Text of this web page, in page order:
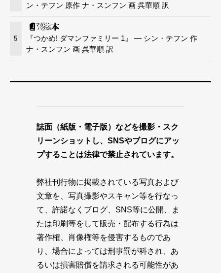
ン・テフン 原作 ナ・スンフン 画 呉華順 訳
5
『つかめ! ダマンファミリー 1』 — シン・テフン 作
ナ・スンフン 画 呉華順 訳
誌面（紙版・電子版）などを撮影・スク
リーンショットし、SNSやブログにアッ
プすることは法律で禁止されています。
弊社刊行物に掲載されている写真および
文章を、写真撮影やスキャン等を行なっ
て、許諾なくブログ、SNS等に公開、ま
たは印刷等をして販売・配布する行為は
著作権、肖像権等を侵害するものであ
り、場合によっては刑事罰が科され、あ
るいは損害賠償を請求される可能性があ